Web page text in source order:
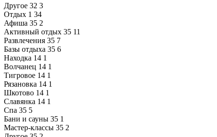
Другое 32 3
Отдых 1 34
Афиша 35 2
Активный отдых 35 11
Развлечения 35 7
Базы отдыха 35 6
Находка 14 1
Волчанец 14 1
Тигровое 14 1
Рязановка 14 1
Шкотово 14 1
Славянка 14 1
Спа 35 5
Бани и сауны 35 1
Мастер-классы 35 2